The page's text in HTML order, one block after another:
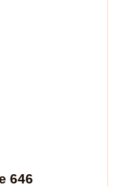
646